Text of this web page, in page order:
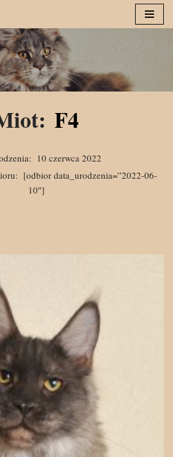
F4
10 czerwca 2022
[odbior data_urodzenia=”2022-06-
10″]